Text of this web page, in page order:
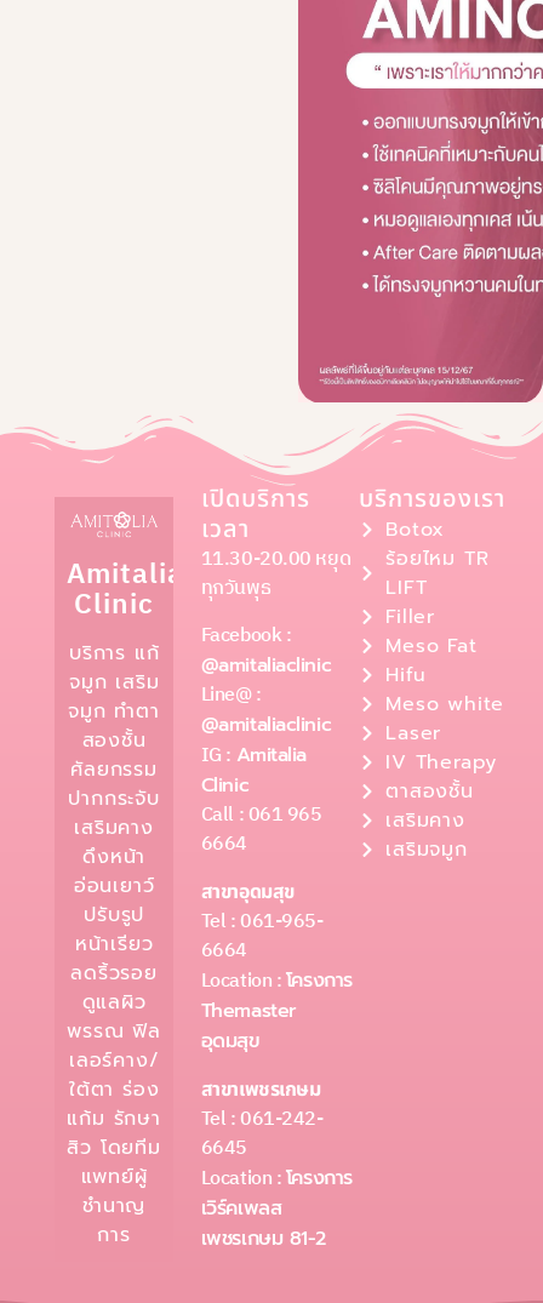
Amitalia
Clinic
บริการ แก้
จมูก เสริม
จมูก ทำตา
สองชั้น
ศัลยกรรม
ปากกระจับ
เสริมคาง
ดึงหน้า
อ่อนเยาว์
ปรับรูป
หน้าเรียว
ลดริ้วรอย
ดูแลผิว
พรรณ ฟิล
เลอร์คาง/
ใต้ตา ร่อง
แก้ม รักษา
สิว โดยทีม
แพทย์ผู้
ชำนาญ
การ
เปิดบริการ
เวลา
11.30-20.00 หยุด
ทุกวันพุธ
Facebook :
@amitaliaclinic
Line@ :
@amitaliaclinic
IG : Amitalia
Clinic
Call : 061 965
6664
สาขาอุดมสุข
Tel : 061-965-
6664
Location :โครงการ
Themaster
อุดมสุข
สาขาเพชรเกษม
Tel : 061-242-
6645
Location :โครงการ
เวิร์คเพลส
เพชรเกษม 81-2
บริการของเรา
Botox
ร้อยไหม TR
LIFT
Filler
Meso Fat
Hifu
Meso white
Laser
IV Therapy
ตาสองชั้น
เสริมคาง
เสริมจมูก